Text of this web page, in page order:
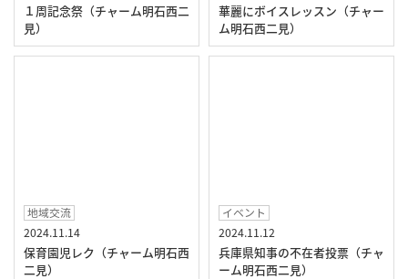
１周記念祭（チャーム明石西二
見）
華麗にボイスレッスン（チャー
ム明石西二見）
地域交流
2024.11.14
保育園児レク（チャーム明石西
二見）
イベント
2024.11.12
兵庫県知事の不在者投票（チャ
ーム明石西二見）